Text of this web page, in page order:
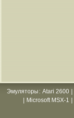
Эмуляторы : Atari 2600
Microsoft MSX-1